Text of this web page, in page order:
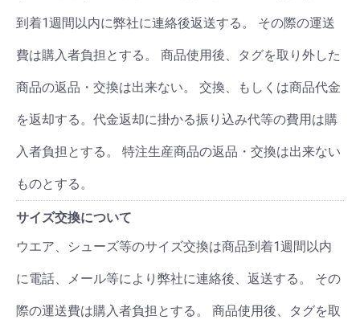
到着1週間以内に弊社に連絡後返送する。 その際の運送
費は購入者負担とする。 商品使用後、タグを取り外した
商品の返品・交換は出来ない。 交換、もしくは商品代金
を返却する。代金返却に掛かる振り込み代等の費用は購
入者負担とする。 特注生産商品の返品・交換は出来ない
ものとする。
サイズ交換について
ウエア、シューズ等のサイズ交換は商品到着1週間以内
に電話、メール等により弊社に連絡後、返送する。 その
際の運送費は購入者負担とする。 商品使用後、タグを取